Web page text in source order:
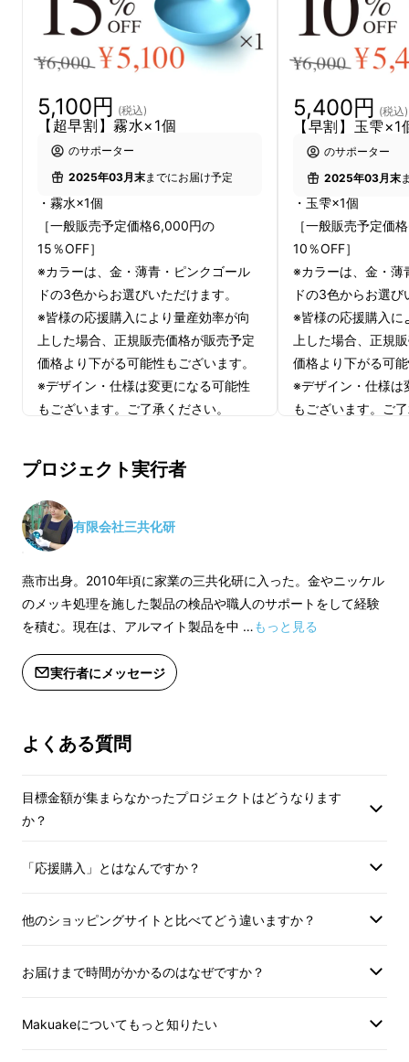
アルミニウムは、なんといっても軽さが魅力。
ステンレスと比べると、比重が約1/3です。そ
して、耐食性が高く、空気中で酸化皮膜を形成
するためなかなか錆びません。
五感で愉しめる。鏡面仕
上げの「玉雫」
「玉雫（たましずく）」は、お酒を注ぐと水面
に「玉」が浮かび上がります。その姿は、まる
で池に映った満月のよう。目でも愉しめる、優
玉の秘密は、鏡面仕上げから生まれる「光の反
射と屈折」にありました。ヘラ絞りの後に研磨
す。化学研磨とは、化学反応によって金属表面
液体に製品を浸けることで、表面全体が均一に
二度の研磨でピカピカに仕上げるからこそ、お
5,100円 (税込)
【超早割】霧水×1個
のサポーター
2025年03月末までにお届け予定
・霧水×1個
［一般販売予定価格6,000円の
15％OFF］
※カラーは、金・薄青・ピンクゴール
ドの3色からお選びいただけます。
※皆様の応援購入により量産効率が向
上した場合、正規販売価格が販売予定
価格より下がる可能性もございます。
※デザイン・仕様は変更になる可能性
もございます。ご了承ください。
遅れる場合があります。
5,400円 (税込)
【早割】玉雫×1
のサポーター
2025年03月末
・玉雫×1個
［一般販売予定価
10％OFF］
※カラーは、金・薄
ドの3色からお選
※皆様の応援購入に
上した場合、正規
価格より下がる可
※デザイン・仕様は
もございます。ご
プロジェクト実行者
有限会社三共化研
燕市出身。2010年頃に家業の三共化研に入った。金やニッケル
のメッキ処理を施した製品の検品や職人のサポートをして経験
を積む。現在は、アルマイト製品を中 …もっと見る
実行者にメッセージ
よくある質問
目標金額が集まらなかったプロジェクトはどうなります
か？
「応援購入」とはなんですか？
他のショッピングサイトと比べてどう違いますか？
お届けまで時間がかかるのはなぜですか？
Makuakeについてもっと知りたい